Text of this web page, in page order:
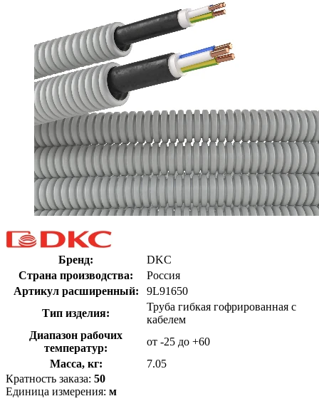
Бренд:
DKC
Страна производства:
Россия
Артикул расширенный:
9L91650
Тип изделия:
Труба гибкая гофрированная с
кабелем
Диапазон рабочих
температур:
от -25 до +60
Масса, кг:
7.05
Кратность заказа: 50
Единица измерения: м